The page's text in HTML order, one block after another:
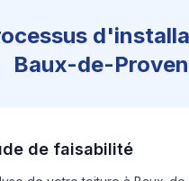
Baux-de-
de faisabilité